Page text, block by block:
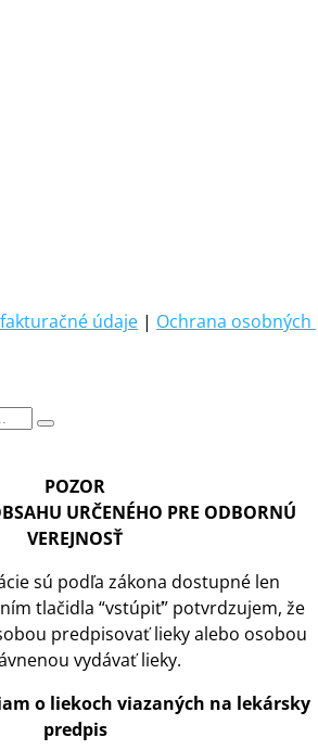
údaje | Ochrana osobných
POZOR
URČENÉHO PRE ODBORNÚ
VEREJNOSŤ
sú podľa zákona dostupné len
tlačidla “vstúpiť” potvrdzujem, že
predpisovať lieky alebo osobou
vydávať lieky.
o liekoch viazaných na lekársky
predpis